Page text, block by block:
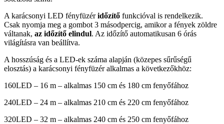
A karácsonyi LED fényfüzéridőzítő funkcióval is rendelkezik.
Csak nyomja meg a gombot 3 másodpercig, amikor a fények zöldre
váltanak, az időzítő elindul. Az időzítő automatikusan 6 órás
világításra van beállítva.
A hosszúság és a LED-ek száma alapján (közepes sűrűségű
elosztás) a karácsonyi fényfüzér alkalmas a következőkhöz:
160LED – 16 m – alkalmas 150 cm és 180 cm fenyőfához
240LED – 24 m – alkalmas 210 cm és 220 cm fenyőfához
320LED – 32 m – alkalmas 240 cm és 250 cm fenyőfához